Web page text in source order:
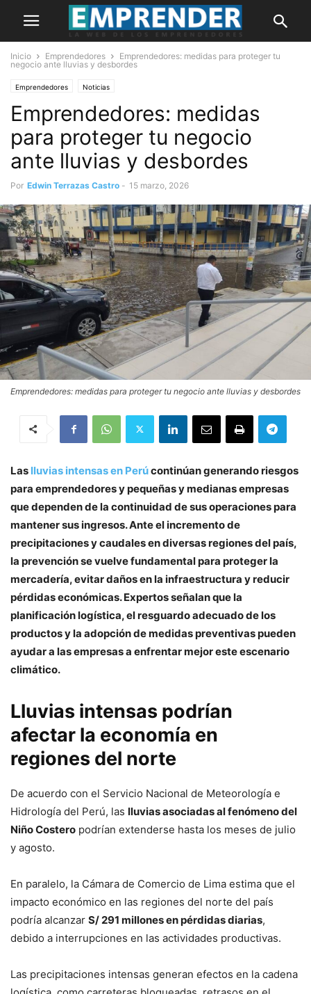
Inicio Emprendedores
Emprendedores: medidas para proteger tu
negocio ante lluvias y desbordes
Emprendedores Noticias
Emprendedores: medidas
para proteger tu negocio
ante lluvias y desbordes
Por Edwin Terrazas Castro - 15 marzo, 2026
Emprendedores: medidas para proteger tu negocio ante lluvias y desbordes
Las lluvias intensas en Perúcontinúan generando riesgos
para emprendedores y pequeñas y medianas empresas
que dependen de la continuidad de sus operaciones para
mantener sus ingresos. Ante el incremento de
precipitaciones y caudales en diversas regiones del país,
la prevención se vuelve fundamental para proteger la
mercadería, evitar daños en la infraestructura y reducir
pérdidas económicas. Expertos señalan que la
planificación logística, el resguardo adecuado de los
productos y la adopción de medidas preventivas pueden
ayudar a las empresas a enfrentar mejor este escenario
climático.
Lluvias intensas podrían
afectar la economía en
regiones del norte
De acuerdo con el Servicio Nacional de Meteorología e
Hidrología del Perú, las lluvias asociadas al fenómeno del
Niño Costero podrían extenderse hasta los meses de julio
y agosto.
En paralelo, la Cámara de Comercio de Lima estima que el
impacto económico en las regiones del norte del país
podría alcanzar S/ 291 millones en pérdidas diarias,
debido a interrupciones en las actividades productivas.
Las precipitaciones intensas generan efectos en la cadena